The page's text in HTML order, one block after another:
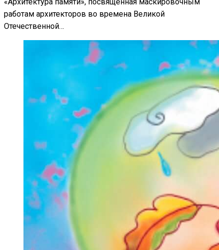
работам архитекторов во времена Великой
Отечественной…